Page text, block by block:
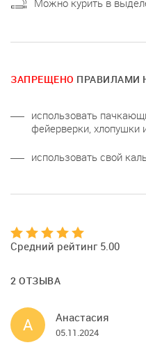
ЗАПРЕЩЕНО ПРАВИЛАМИ
использовать
фейерверки, хлопушки
использовать свой
Средний рейтинг 5.00
2 ОТЗЫВА
А Анастасия
05.11.2024